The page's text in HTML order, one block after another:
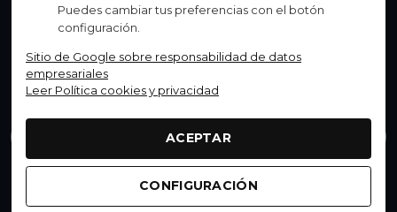
Puedes cambiar tus preferencias con el botón
configuración.
Sitio de Google sobre responsabilidad de datos
empresariales
Leer Política cookies y privacidad
ACEPTAR
CONFIGURACIÓN
Accede a promociones exclusivas, descuentos y
novedades. Suscríbete y
descuento en tu próxima compra.
Montaña Carretera
Política de privacidad